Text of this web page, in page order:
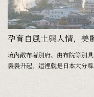
孕育自風土與人情，美
境內散布著別府、由布院等別
裊裊升起，這裡就是日本大分